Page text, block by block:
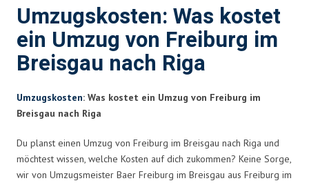
Umzugskosten: Was kostet
ein Umzug von Freiburg im
Breisgau nach Riga
Umzugskosten: Was kostet ein Umzug von Freiburg im
Breisgau nach Riga
Du planst einen Umzug von Freiburg im Breisgau nach Riga und
möchtest wissen, welche Kosten auf dich zukommen? Keine Sorge,
wir von Umzugsmeister Baer Freiburg im Breisgau aus Freiburg im